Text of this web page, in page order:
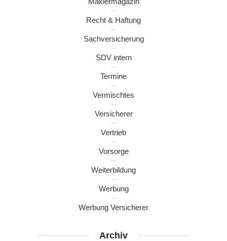
Recht & Haftung
Sachversicherung
SDV intern
Termine
Vermischtes
Versicherer
Vertrieb
Vorsorge
Weiterbildung
Werbung
Werbung Versicherer
Archiv